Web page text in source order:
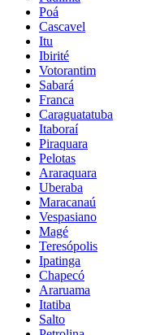
Poá
Cascavel
Itu
Ibirité
Votorantim
Sabará
Franca
Caraguatatuba
Itaboraí
Piraquara
Pelotas
Araraquara
Uberaba
Maracanaú
Vespasiano
Magé
Teresópolis
Ipatinga
Chapecó
Araruama
Itatiba
Salto